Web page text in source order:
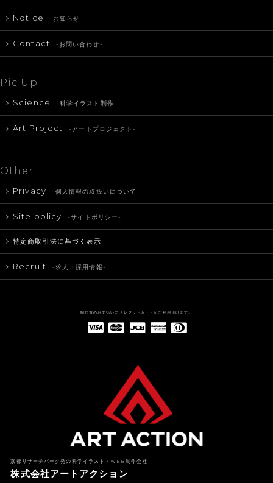
Notice -お知らせ-
Contact -お問い合わせ-
Pic Up
Science -科学イラスト制作-
Art Project -アートプロジェクト-
Other
Privacy -個人情報の取扱いについて-
Site policy -サイトポリシー-
特定商取引法に基づく表示
Recruit -求人・採用情報-
制作費のお支払いにクレジットカードがご利用頂けます。
京都リサーチパーク発の科学イラスト・WEB制作会社
株式会社アートアクション